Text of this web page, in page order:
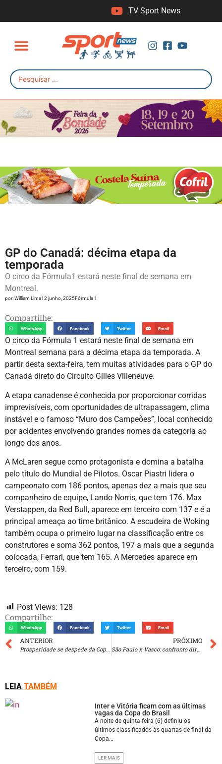
TV Sport News
GP do Canadá: décima etapa da
temporada
O circo da Fórmula1 estará neste final de semana em
Montreal.
por:William Lima12 junho, 2025Fórmula 1
Compartilhe:
WhatsApp Facebook Twitter Email
O circo da Fórmula 1 estará neste final de semana em
Montreal semana para a décima etapa da temporada. A
partir desta sexta-feira, tem muitas atividades para o GP do
Canadá direto do Circuito Gilles Villeneuve.
A etapa canadense é conhecida por proporcionar corridas
imprevisíveis, com oportunidades de ultrapassagem, clima
instável e o famoso “Muro dos Campeões”, local conhecido
por acidentes envolvendo grandes nomes da categoria ao
longo dos anos.
A McLaren segue como protagonista e domina a batalha
pelo título do Mundial de Pilotos. Oscar Piastri lidera o
campeonato com 186 pontos, apenas dez a mais que seu
companheiro de equipe, Lando Norris, que tem 176. Max
Verstappen, da Red Bull, aparece em terceiro com 137 e é a
principal ameaça ao time britânico. A escudeira de Woking
também ocupa o primeiro lugar na classificação entre os
construtores e soma 362 pontos, 197 a mais que a segunda
colocada, Ferrari, que tem 165. A Mercedes aparece em
terceiro, com 159.
Post Views: 128
Compartilhe:
WhatsApp Facebook Twitter Email
ANTERIOR
Prosperidade se despede da Copa do Brasil
PRÓXIMO
São Paulo x Vasco: confronto direto contra o rebaixamento
LEIA TAMBÉM
Inter e Vitória ficam com as últimas
vagas da Copa do Brasil
A noite de quinta-feira (6) definiu os
últimos classificados às quartas de final da
Copa...
LER MAIS